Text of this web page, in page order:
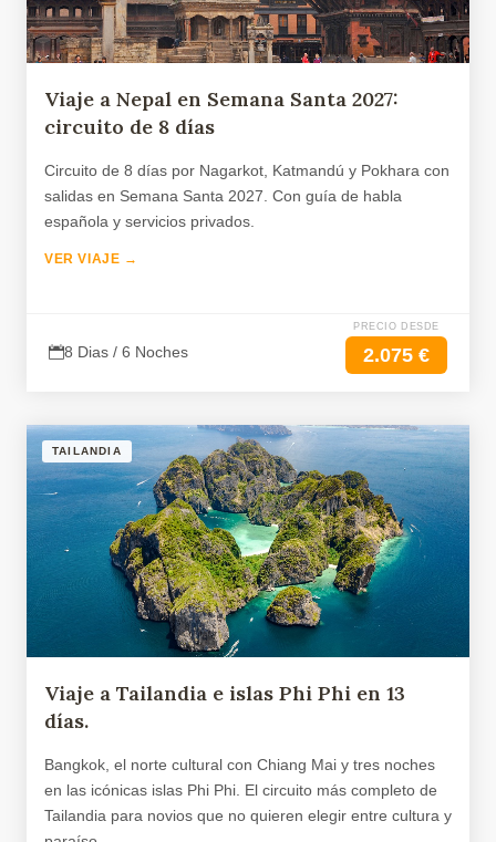
Viaje a Nepal en Semana Santa 2027:
circuito de 8 días
Circuito de 8 días por Nagarkot, Katmandú y Pokhara con
salidas en Semana Santa 2027. Con guía de habla
española y servicios privados.
VER VIAJE →
8 Dias / 6 Noches
PRECIO DESDE
2.075 €
TAILANDIA
Viaje a Tailandia e islas Phi Phi en 13
días.
Bangkok, el norte cultural con Chiang Mai y tres noches
en las icónicas islas Phi Phi. El circuito más completo de
Tailandia para novios que no quieren elegir entre cultura y